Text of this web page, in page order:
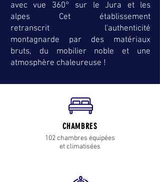
CHAMBRES
102 chambres équipées
et climatisées
avec vue 360° sur le Jura et les
alpes Cet établissement
retranscrit l'authenticité
montagnarde par des matériaux
bruts, du mobilier noble et une
atmosphère chaleureuse !